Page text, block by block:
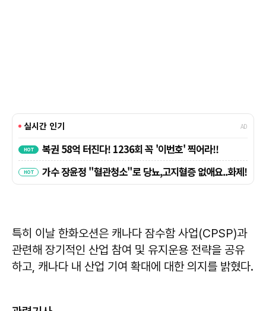
특히 이날 한화오션은 캐나다 잠수함 사업(CPSP)과
관련해 장기적인 산업 참여 및 유지운용 전략을 공유
하고, 캐나다 내 산업 기여 확대에 대한 의지를 밝혔다.